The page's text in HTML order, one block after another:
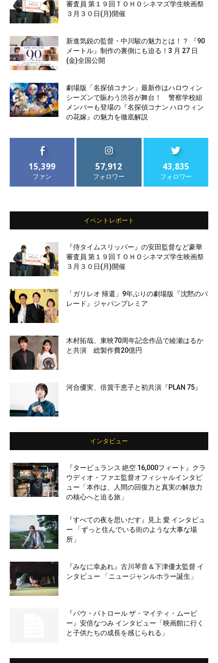
審査員 第１９回ＴＯＨＯシネマズ学生映画祭
３月３０日(月)開催
新進気鋭の監督・中川駿の魅力とは！？ 『90
メートル』制作の裏側にも迫る！3 月 27 日
(金)全国公開
劇場版「名探偵コナン」最新作はハロウィン
シーズンで賑わう渋谷が舞台！ 警察学校組
メンバーも登場の『名探偵コナン ハロウィン
の花嫁』の魅力を徹底解説
15,399
ファン
57,912
フォロワー
43,835
フォロワー
イベントレポート
『侍タイムスリッパー』の安田監督など豪華
審査員 第１９回ＴＯＨＯシネマズ学生映画祭
３月３０日(月)開催
「ガリレオ 帰還」9年ぶりの劇場版『沈黙のパ
レード』ジャパンプレミア
木村拓哉、東映70周年記念作品で綾瀬はるか
と共演 総製作費20億円
河合優実、倍賞千恵子と初共演『PLAN 75』
インタビュー
『タービュランス 絶空 16,000フィート』クラ
ウディオ・ファエ監督オフィシャルインタビ
ュー「本作は、人間の回復力と真実の解放力
の核心へと迫る旅」
『すべての夜を思いだす』見上 愛 インタビュ
ー 「ずっと住んでいる街のような大事な場
所」
『みなに幸あれ』古川琴音＆下津優太監督 イ
ンタビュー 「ニュージャンルホラー誕生」
『パウ・パトロール ザ・マイティ・ムービ
ー』安倍なつみ インタビュー「映画館に行く
と子供たちの成長を感じられる」